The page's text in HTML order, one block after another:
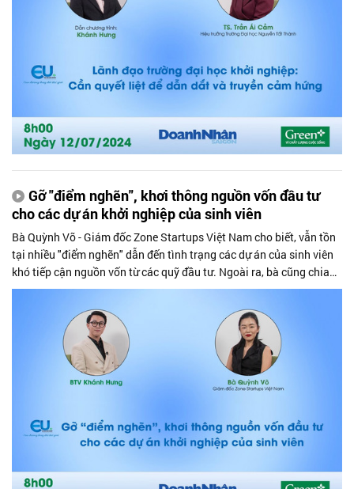
Gỡ "điểm nghẽn", khơi thông nguồn vốn đầu tư
cho các dự án khởi nghiệp của sinh viên
Bà Quỳnh Võ - Giám đốc Zone Startups Việt Nam cho biết, vẫn tồn
tại nhiều "điểm nghẽn" dẫn đến tình trạng các dự án của sinh viên
khó tiếp cận nguồn vốn từ các quỹ đầu tư. Ngoài ra, bà cũng chia
sẻ về các tiêu chí khi lựa chọn rót vốn cho một dự án khởi nghiệp
của sinh viên, cũng như "khẩu vị" của các quỹ đầu tư trên thị trường